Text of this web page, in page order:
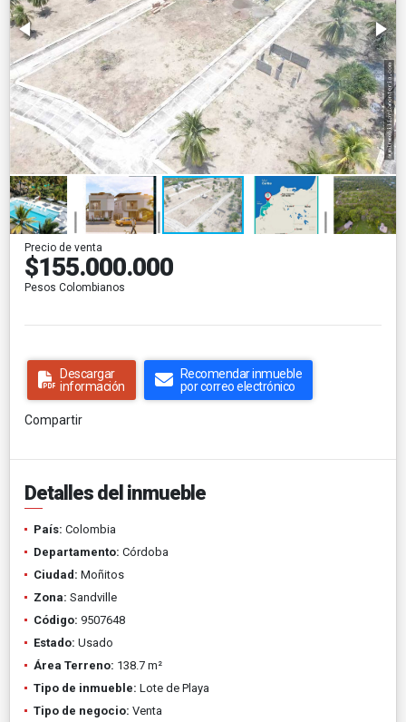
Precio de venta
$155.000.000
Pesos Colombianos
Descargar
información
Recomendar inmueble
por correo electrónico
Compartir
Detalles del inmueble
País: Colombia
Departamento: Córdoba
Ciudad: Moñitos
Zona: Sandville
Código: 9507648
Estado: Usado
Área Terreno: 138.7 m²
Tipo de inmueble: Lote de Playa
Tipo de negocio: Venta